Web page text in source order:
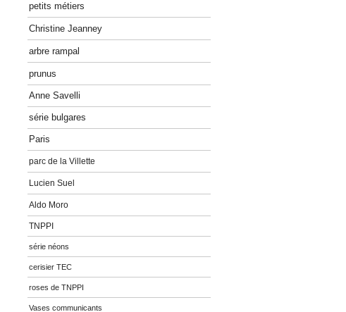
petits métiers
Christine Jeanney
arbre rampal
prunus
Anne Savelli
série bulgares
Paris
parc de la Villette
Lucien Suel
Aldo Moro
TNPPI
série néons
cerisier TEC
roses de TNPPI
Vases communicants